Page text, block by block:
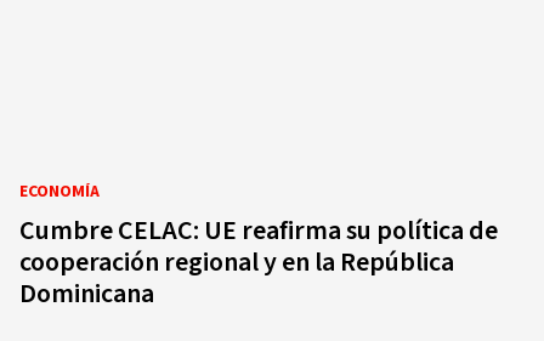
ECONOMÍA
Cumbre CELAC: UE reafirma su política de
cooperación regional y en la República
Dominicana